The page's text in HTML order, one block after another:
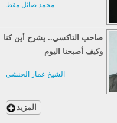
محمد صائل مقط
صاحب التاكسي.. يشرح أين كنا
وكيف أصبحنا اليوم
الشيخ عمار الحنشي
المزيد